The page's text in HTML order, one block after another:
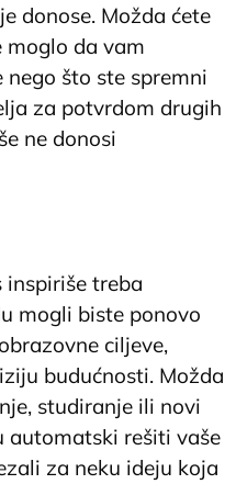
donose. Možda ćete
moglo da vam
nego što ste spremni
za potvrdom drugih
ne donosi
inspiriše treba
mogli biste ponovo
ciljeve,
budućnosti. Možda
studiranje ili novi
automatski rešiti vaše
za neku ideju koja